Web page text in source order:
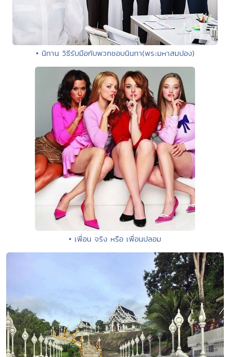
• นิทาน วิธีรับมือกับพวกชอบนินทา(พระมหาสมปอง)
• เพื่อน จริง หรือ เพื่อนปลอม